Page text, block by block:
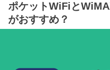
ポケットWiFiと
がおすすめ？